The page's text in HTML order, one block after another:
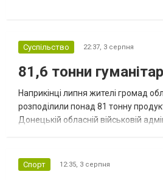
Суспільство 22:37, 3 серпня
81,6 тонни
Наприкінці липня жителі громад
розподілили понад 81 тонну
Донецькій обласній військовій
Спорт 12:35, 3 серпня